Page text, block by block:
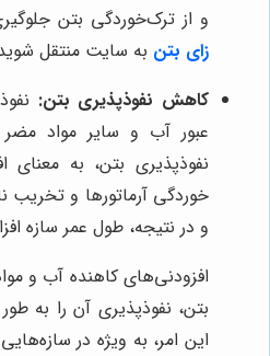
و از ترک‌خوردگی بتن
زای بتن به سایت منتقل
کاهش نفوذپذیری بتن:
عبور آب و سایر مواد
نفوذپذیری بتن، به معنای
خوردگی آرماتورها و
و در نتیجه، طول عمر سازه
افزودنی‌های کاهنده آب و
بتن، نفوذپذیری آن را به
این امر، به ویژه در